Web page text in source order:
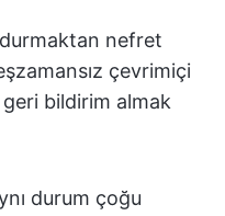
nefret
çevrimiçi
bildirim almak
durum çoğu